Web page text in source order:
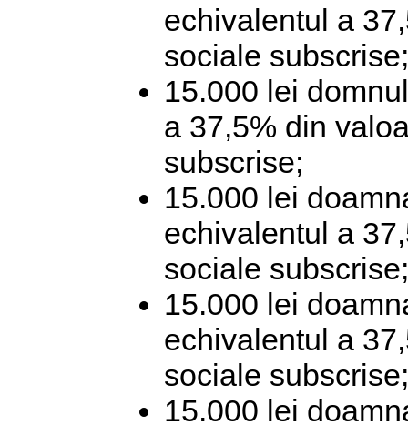
echivalentul a
sociale subscrise;
15.000 lei
a 37,5% din
subscrise;
15.000 lei
echivalentul a
sociale subscrise;
15.000 lei
echivalentul a
sociale subscrise;
15.000 lei